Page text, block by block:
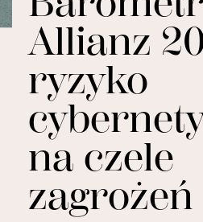
Allianz
ryzyko
na czele
zagrożeń